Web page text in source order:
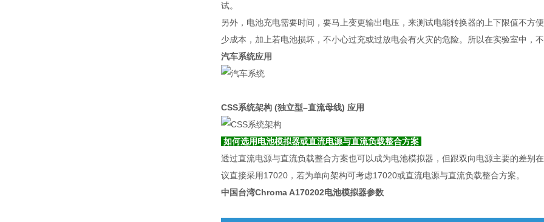
试。
另外，电池充电需要时间，要马上变更输出电压，来测试电能转换器的上下限值不方
少成本，加上若电池损坏，不小心过充或过放电会有火灾的危险。所以在实验室中，
汽车系统应用
CSS系统架构 (独立型–直流母线) 应用
如何选用电池模拟器或直流电源与直流负载整合方案
透过直流电源与直流负载整合方案也可以成为电池模拟器，但跟双向电源主要的差别
议直接采用17020，若为单向架构可考虑17020或直流电源与直流负载整合方案。
中国台湾Chroma A170202电池模拟器参数